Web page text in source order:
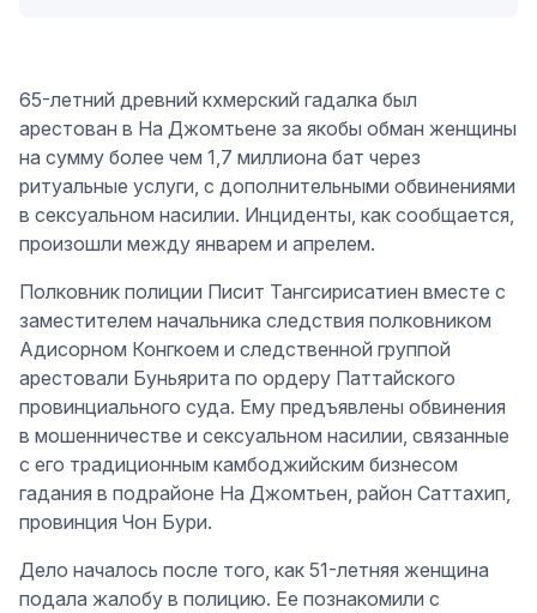
65-летний древний кхмерский гадалка был
арестован в На Джомтьене за якобы обман женщины
на сумму более чем 1,7 миллиона бат через
ритуальные услуги, с дополнительными обвинениями
в сексуальном насилии. Инциденты, как сообщается,
произошли между январем и апрелем.
Полковник полиции Писит Тангсирисатиен вместе с
заместителем начальника следствия полковником
Адисорном Конгкоем и следственной группой
арестовали Буньярита по ордеру Паттайского
провинциального суда. Ему предъявлены обвинения
в мошенничестве и сексуальном насилии, связанные
с его традиционным камбоджийским бизнесом
гадания в подрайоне На Джомтьен, район Саттахип,
провинция Чон Бури.
Дело началось после того, как 51-летняя женщина
подала жалобу в полицию. Ее познакомили с